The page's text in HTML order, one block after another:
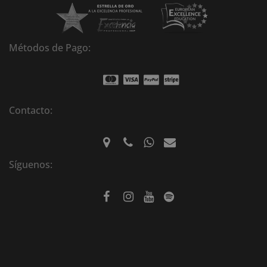
Métodos de Pago:
Contacto:
Síguenos: